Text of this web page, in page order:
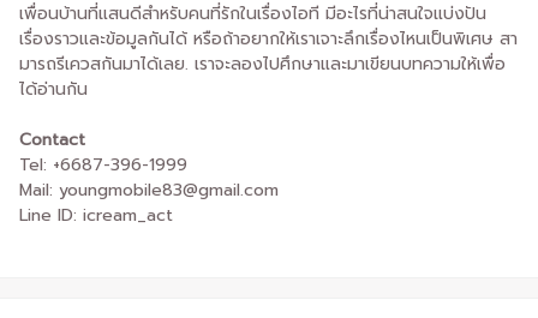
เพื่อนบ้านที่แสนดีสำหรับคนที่รักในเรื่องไอที มีอะไรที่น่าสนใจแบ่งปัน
เรื่องราวและข้อมูลกันได้ หรือถ้าอยากให้เราเจาะลึกเรื่องไหนเป็นพิเศษ สา
มารถรีเควสกันมาได้เลย. เราจะลองไปศึกษาและมาเขียนบทความให้เพื่อ
ได้อ่านกัน
Contact
Tel: +6687-396-1999
Mail: youngmobile83@gmail.com
Line ID: icream_act